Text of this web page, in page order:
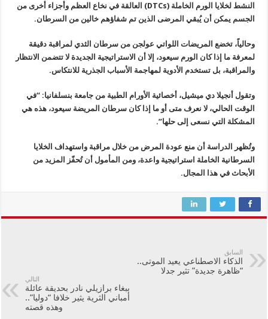
النشط لخلايا الورم الخاملة (DTCs) العالقة في نخاع العظم وأجزاء أخرى من
الجسم يمكن أن يُبقي المرضى الذين تم شفاؤهم خالين من السرطان.
وحالياً، تخضع المريضات اللواتي عولجن من سرطان الثدي لمراقبة دقيقة
لمعرفة ما إذا كان الورم سيعود، إلا أن الاستراتيجية الجديدة لا تتضمن الانتظار
والمراقبة، بل تستخدم الأدوية لمهاجمة الأسباب الجذرية للانتكاس.
وتقول أنجيلا دي ميشيل، أخصائية الأورام الطبية من جامعة بنسلفانيا: “في
الوقت الحالي، لا نعرف متى أو ما إذا كان سرطان المريضة سيعود، هذه هي
المشكلة التي نسعى إلى حلها”.
وتُظهر الدراسة أن منع عودة المرض من خلال مراقبة واستهداف الخلايا
السرطانية الخاملة استراتيجية واعدة، ومن المأمول أن تُحفّز المزيد من
الأبحاث في هذا المجال.
السابق
الذكاء الاصطناعي يعيد الموتى..
“ظاهرة جديدة” تثير جدلا
التالي
ببغاء برازيلي نادر بحديقة عائلة
أمباني الثرية يثير خلافا “دوليا”..
وهذه قصته